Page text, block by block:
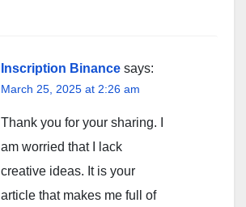
Inscription Binance says:
March 25, 2025 at 2:26 am
Thank you for your sharing. I
am worried that I lack
creative ideas. It is your
article that makes me full of